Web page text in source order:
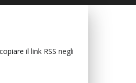
il link RSS negli